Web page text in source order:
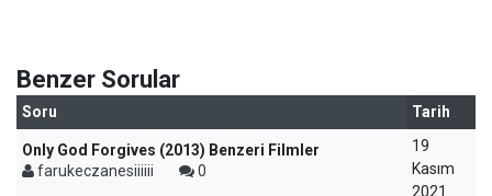
Benzer Sorular
Soru Tarih
Only God Forgives (2013) Benzeri Filmler
farukeczanesiiiiii
0
19
Kasım
2021